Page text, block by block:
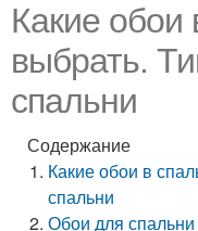
Какие обои
выбрать.
спальни
Содержание
Какие обои в
спальни
Обои для